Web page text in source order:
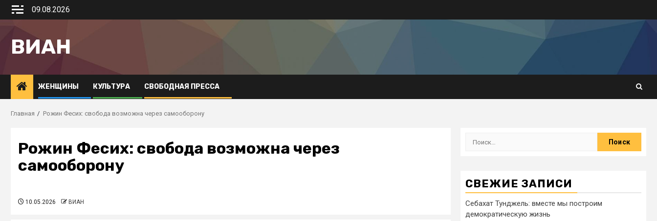
09.08.2026
ВИАН
ЖЕНЩИНЫ КУЛЬТУРА СВОБОДНАЯ ПРЕССА
Главная Рожин Фесих: свобода возможна через самооборону
Рожин Фесих: свобода возможна через
самооборону
10.05.2026 ВИАН
СВЕЖИЕ ЗАПИСИ
Себахат Тунджель: вместе мы построим
демократическую жизнь